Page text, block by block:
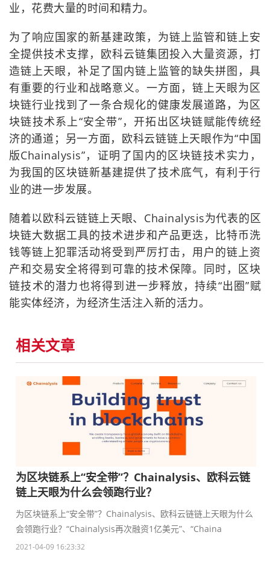
业，花费大量的时间和精力。
为了响应国家的新基建政策，为链上监管和链上安
全提供技术支撑，欧科云链集团投入大量资源，打
造链上天眼，补足了国内链上监管的缺失拼图，具
有重要的行业和战略意义。一方面，链上天眼为区
块链行业找到了一条合规化的健康发展道路，为区
块链技术系上“安全带”，开拓出区块链赋能传统经
济的通道；另一方面，欧科云链链上天眼作为“中国
版Chainalysis”，证明了国内的区块链技术实力，
为我国的区块链新基建提供了技术底气，有利于行
业的进一步发展。
随着以欧科云链链上天眼、Chainalysis为代表的区
块链大数据工具的技术进步和产品更迭，比特币洗
钱等链上犯罪活动将受到严厉打击，用户的链上资
产和交易安全将得到可靠的技术保障。同时，区块
链技术的潜力也将得到进一步释放，持续“出圈”赋
能实体经济，为经济生活注入新的活力。
相关文章
为区块链系上“安全带”？Chainalysis、欧科云链
链上天眼为什么会领跑行业？
为区块链系上“安全带”？Chainalysis、欧科云链链上天眼为什么
会领跑行业？“Chainalysis再次融资1亿美元”、“Chaina
2021-04-09 16:23:32